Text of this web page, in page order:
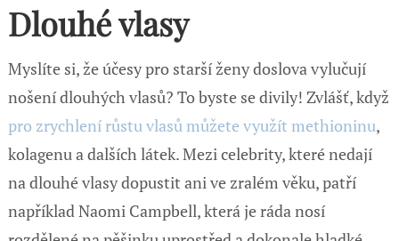
Dlouhé vlasy
Myslíte si, že účesy pro starší ženy doslova vylučují
nošení dlouhých vlasů? To byste se divily! Zvlášť, když
pro zrychlení růstu vlasů můžete využít methioninu,
kolagenu a dalších látek. Mezi celebrity, které nedají
na dlouhé vlasy dopustit ani ve zralém věku, patří
například Naomi Campbell, která je ráda nosí